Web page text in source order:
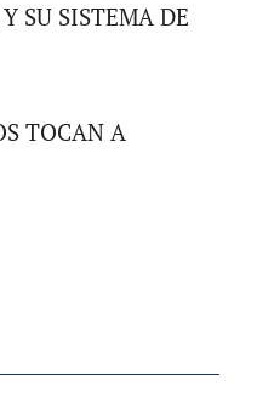
SU SISTEMA DE
TOCAN A